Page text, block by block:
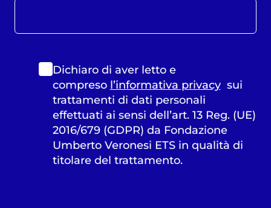
Dichiaro di aver letto e
compreso l’informativa privacysui
trattamenti di dati personali
effettuati ai sensi dell’art. 13 Reg. (UE)
2016/679 (GDPR) da Fondazione
Umberto Veronesi ETS in qualità di
titolare del trattamento.